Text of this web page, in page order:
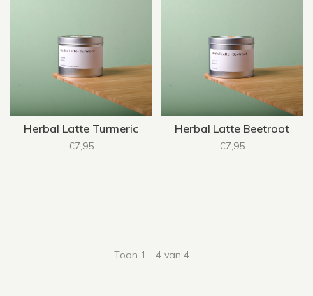
Herbal Latte Turmeric
€7,95
Herbal Latte Beetroot
€7,95
Toon 1 - 4 van 4